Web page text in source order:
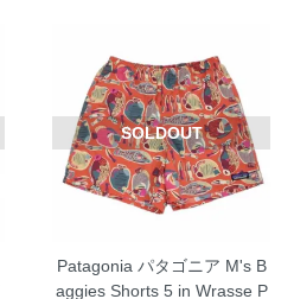
SOLDOUT
Patagonia パタゴニア M's B
aggies Shorts 5 in Wrasse P